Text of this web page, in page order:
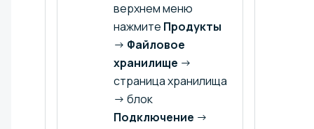
верхнем меню
нажмите Продукты
→ Файловое
хранилище →
страница хранилища
→ блок
Подключение →